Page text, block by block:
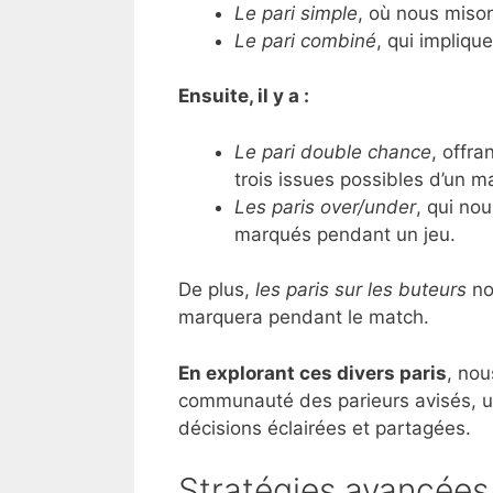
Le pari simple, où nous
Le pari combiné, qui
Ensuite, il y a :
Le pari double chance,
trois issues possibles d’un
Les paris over/under, qui
marqués pendant un jeu.
De plus, les paris sur les buteurs
marquera pendant le match.
En explorant ces divers paris,
communauté des parieurs avisés,
décisions éclairées et partagées.